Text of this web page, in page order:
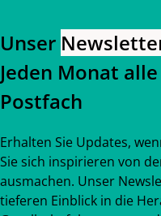
Unser
Jeden Monat
Postfach
Erhalten Sie Updates,
Sie sich inspirieren von
ausmachen. Unser
tieferen Einblick in die